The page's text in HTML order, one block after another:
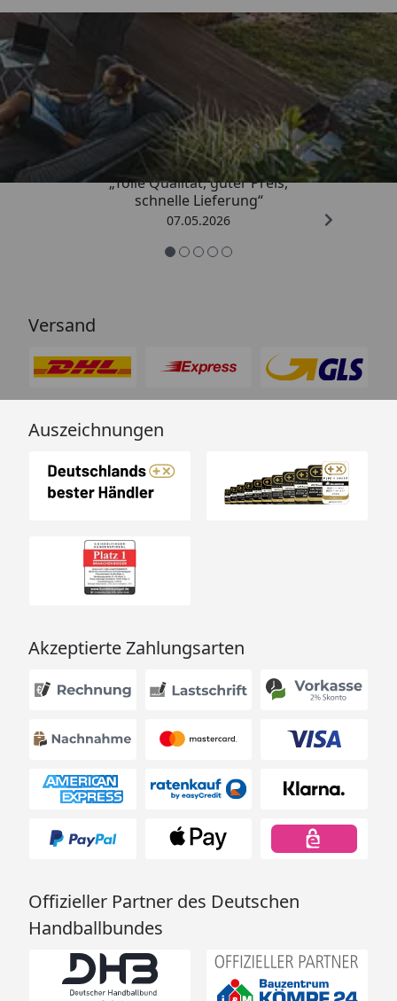
Trusted Shops
4,67/ 5
„Tolle Qualität, guter Preis,
schnelle Lieferung“
07.05.2026
Versand
Auszeichnungen
Akzeptierte Zahlungsarten
Offizieller Partner des Deutschen
Handballbundes